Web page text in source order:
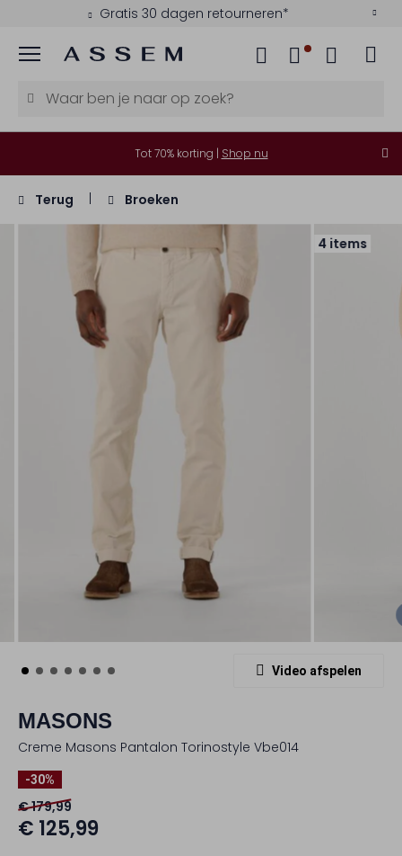
Gratis 30 dagen retourneren*
Menu
Tot 70% korting | Shop nu
Terug Broeken
4 items
Video afspelen
MASONS
Creme Masons Pantalon Torinostyle Vbe014
-30%
€ 179,99
€ 125,99